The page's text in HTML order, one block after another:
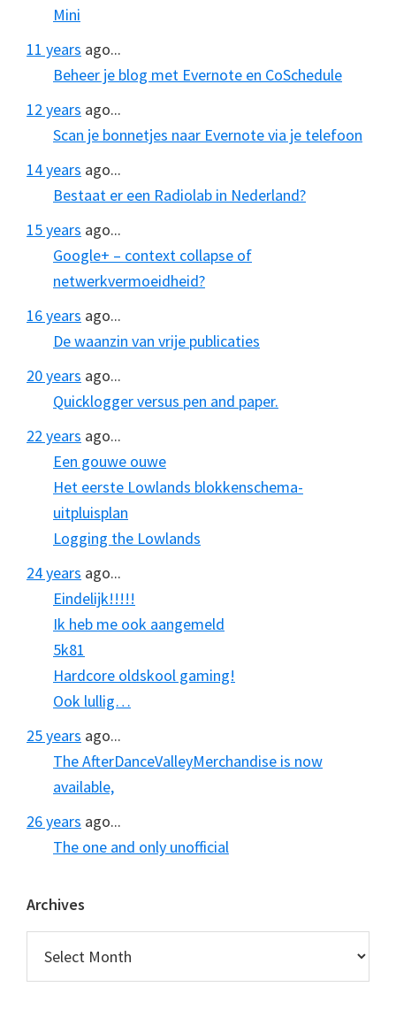
Mini
11 years ago...
Beheer je blog met Evernote en CoSchedule
12 years ago...
Scan je bonnetjes naar Evernote via je telefoon
14 years ago...
Bestaat er een Radiolab in Nederland?
15 years ago...
Google+ – context collapse of
netwerkvermoeidheid?
16 years ago...
De waanzin van vrije publicaties
20 years ago...
Quicklogger versus pen and paper.
22 years ago...
Een gouwe ouwe
Het eerste Lowlands blokkenschema-
uitpluisplan
Logging the Lowlands
24 years ago...
Eindelijk!!!!!
Ik heb me ook aangemeld
5k81
Hardcore oldskool gaming!
Ook lullig…
25 years ago...
The AfterDanceValleyMerchandise is now
available,
26 years ago...
The one and only unofficial
Archives